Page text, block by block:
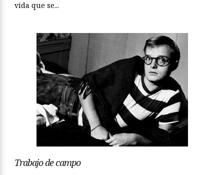
vida que se...
Trabajo de campo